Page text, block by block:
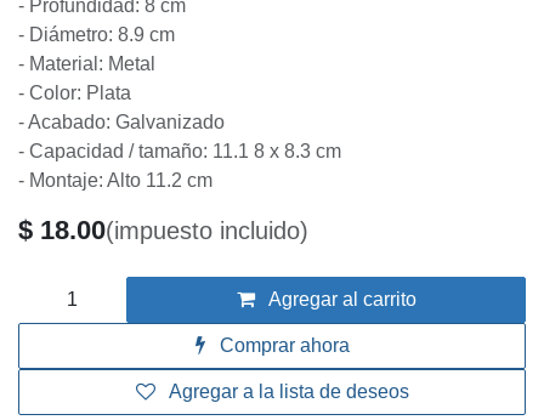
GEN- BOTE INTEGRAL 8x8cm
Bote integral ligero octagonal, permite la instalación de
en las instalaciones eléctricas durante labores de
diseñada para albergar el sistema de cableado,
protegiéndolo y haciendo más sencillo su mantenimiento a
través de sus 8 orificios (knock outs). Está elaborado de
lamina de acero galvanizado y se empotra dentro de las losas
de concreto o en plafones.